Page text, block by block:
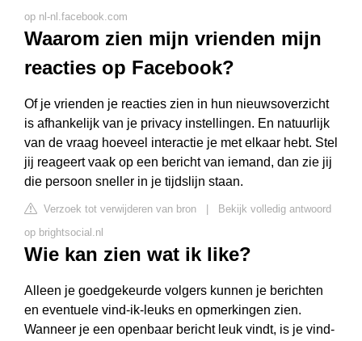
op nl-nl.facebook.com
Waarom zien mijn vrienden mijn
reacties op Facebook?
Of je vrienden je reacties zien in hun nieuwsoverzicht
is afhankelijk van je privacy instellingen. En natuurlijk
van de vraag hoeveel interactie je met elkaar hebt. Stel
jij reageert vaak op een bericht van iemand, dan zie jij
die persoon sneller in je tijdslijn staan.
Verzoek tot verwijderen van bron
Bekijk volledig antwoord
op brightsocial.nl
Wie kan zien wat ik like?
Alleen je goedgekeurde volgers kunnen je berichten
en eventuele vind-ik-leuks en opmerkingen zien.
Wanneer je een openbaar bericht leuk vindt, is je vind-